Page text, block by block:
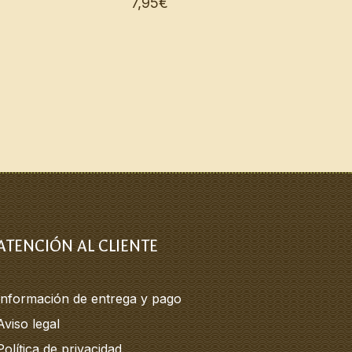
AL CLIENTE
de entrega y pago
legal